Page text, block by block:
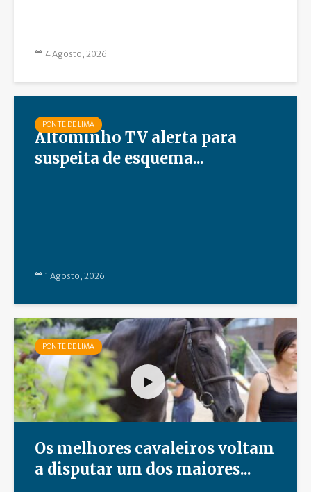
4 Agosto, 2026
PONTE DE LIMA
Altominho TV alerta para
suspeita de esquema...
1 Agosto, 2026
PONTE DE LIMA
Os melhores cavaleiros voltam
a disputar um dos maiores...